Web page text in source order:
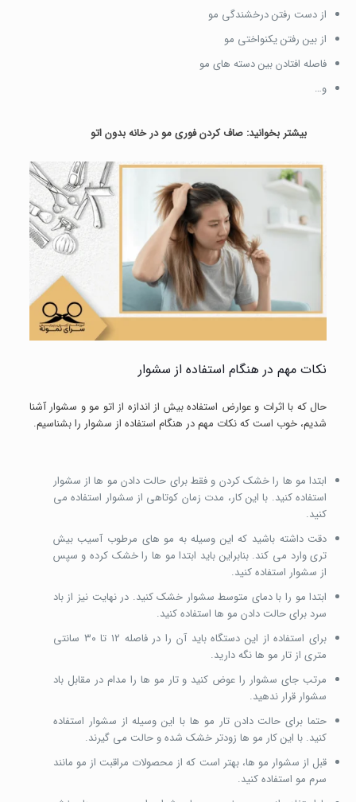
از دست رفتن درخشندگی مو
از بین رفتن یکنواختی مو
فاصله افتادن بین دسته های مو
و…
بیشتر بخوانید: صاف کردن فوری مو در خانه بدون اتو
نکات مهم در هنگام استفاده از سشوار
حال که با اثرات و عوارض استفاده بیش از اندازه از اتو مو و سشوار آشنا
شدیم، خوب است که نکات مهم در هنگام استفاده از سشوار را بشناسیم.
ابتدا مو ها را خشک کردن و فقط برای حالت دادن مو ها از سشوار
استفاده کنید. با این کار، مدت زمان کوتاهی از سشوار استفاده می
کنید.
دقت داشته باشید که این وسیله به مو های مرطوب آسیب بیش
تری وارد می کند. بنابراین باید ابتدا مو ها را خشک کرده و سپس
از سشوار استفاده کنید.
ابتدا مو را با دمای متوسط سشوار خشک کنید. در نهایت نیز از باد
سرد برای حالت دادن مو ها استفاده کنید.
برای استفاده از این دستگاه باید آن را در فاصله ۱۲ تا ۳۰ سانتی
متری از تار مو ها نگه دارید.
مرتب جای سشوار را عوض کنید و تار مو ها را مدام در مقابل باد
سشوار قرار ندهید.
حتما برای حالت دادن تار مو ها با این وسیله از سشوار استفاده
کنید. با این کار مو ها زودتر خشک شده و حالت می گیرند.
قبل از سشوار مو ها، بهتر است که از محصولات مراقبت از مو مانند
سرم مو استفاده کنید.